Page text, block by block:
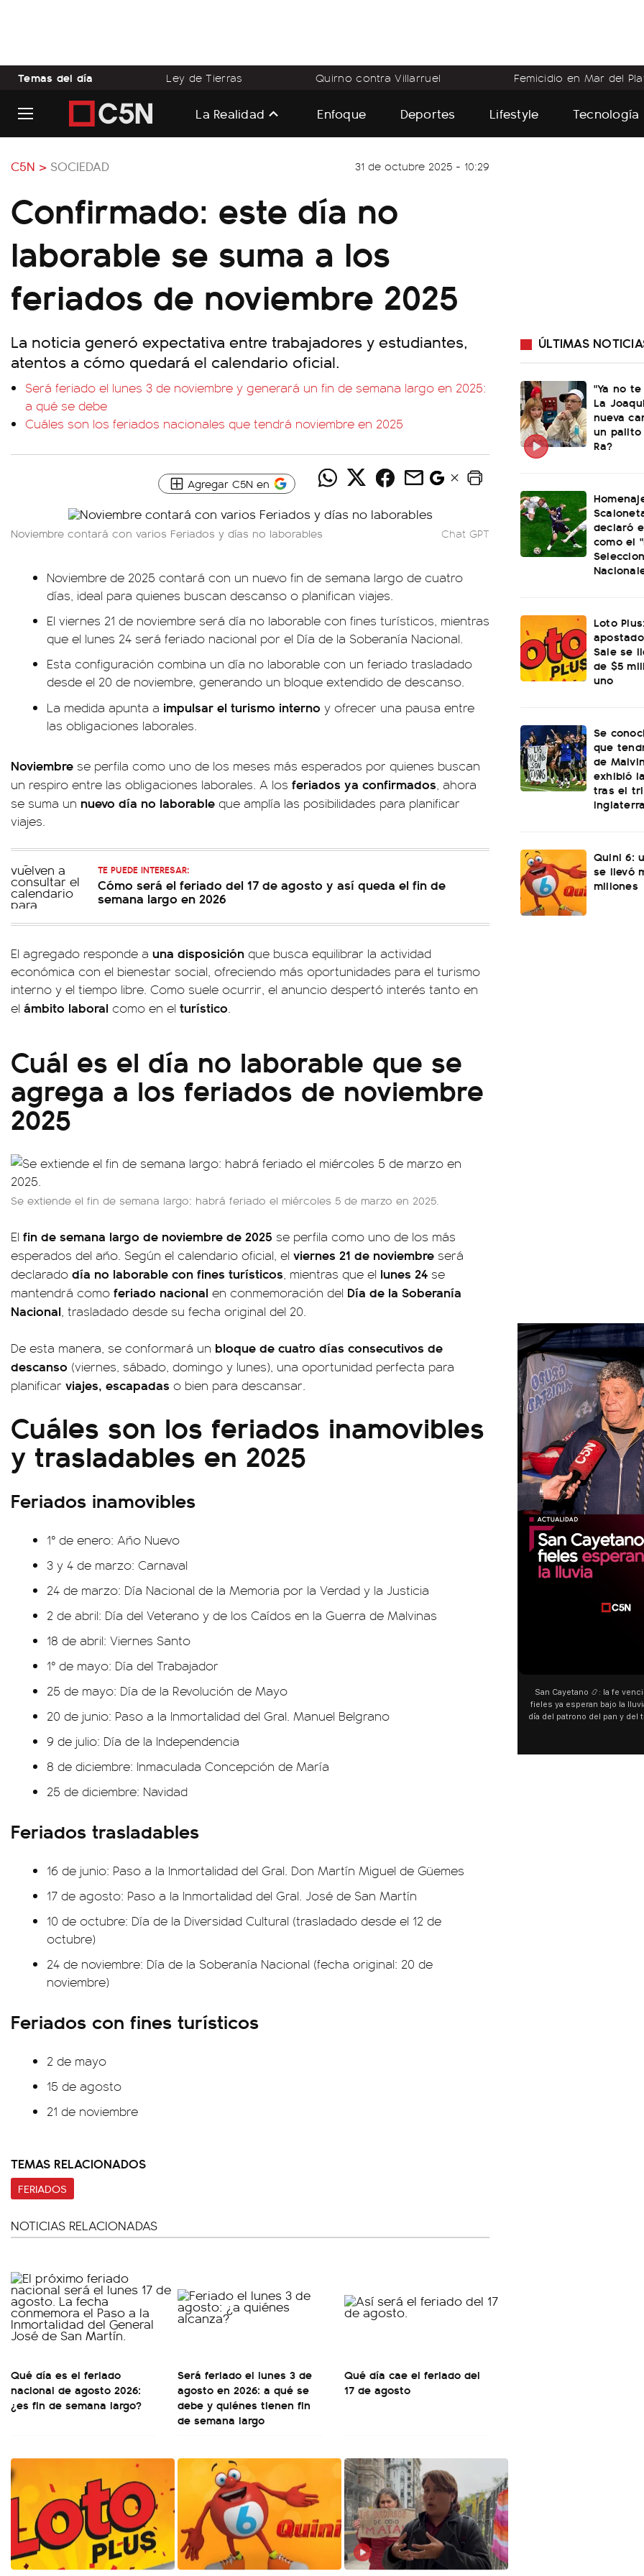
Temas del día Ley de Tierras Quirno contra Villarruel Femicidio en Mar del
La Realidad Enfoque Deportes Lifestyle Tecnología
C5N > SOCIEDAD 31 de octubre 2025 - 10:29
Confirmado: este día no
laborable se suma a los
feriados de noviembre 2025
La noticia generó expectativa entre trabajadores y estudiantes,
atentos a cómo quedará el calendario oficial.
Será feriado el lunes 3 de noviembre y generará un fin de semana largo en 2025:
a qué se debe
Cuáles son los feriados nacionales que tendrá noviembre en 2025
Agregar C5N en
Noviembre contará con varios Feriados y días no laborables Chat GPT
Noviembre de 2025 contará con un nuevo fin de semana largo de cuatro
días, ideal para quienes buscan descanso o planifican viajes.
El viernes 21 de noviembre será día no laborable con fines turísticos, mientras
que el lunes 24 será feriado nacional por el Día de la Soberanía Nacional.
Esta configuración combina un día no laborable con un feriado trasladado
desde el 20 de noviembre, generando un bloque extendido de descanso.
La medida apunta a impulsar el turismo interno y ofrecer una pausa entre
las obligaciones laborales.
Noviembre se perfila como uno de los meses más esperados por quienes buscan
un respiro entre las obligaciones laborales. A los feriados ya confirmados, ahora
se suma un nuevo día no laborable que amplía las posibilidades para planificar
viajes.
TE PUEDE INTERESAR:
Cómo será el feriado del 17 de agosto y así queda el fin de
semana largo en 2026
El agregado responde a una disposición que busca equilibrar la actividad
económica con el bienestar social, ofreciendo más oportunidades para el turismo
interno y el tiempo libre. Como suele ocurrir, el anuncio despertó interés tanto en
el ámbito laboral como en el turístico.
Cuál es el día no laborable que se
agrega a los feriados de noviembre
2025
Se extiende el fin de semana largo: habrá feriado el miércoles 5 de marzo en 2025.
El fin de semana largo de noviembre de 2025 se perfila como uno de los más
esperados del año. Según el calendario oficial, el viernes 21 de noviembre será
declarado día no laborable con fines turísticos, mientras que el lunes 24 se
mantendrá como feriado nacional en conmemoración del Día de la Soberanía
Nacional, trasladado desde su fecha original del 20.
De esta manera, se conformará un bloque de cuatro días consecutivos de
descanso (viernes, sábado, domingo y lunes), una oportunidad perfecta para
planificar viajes, escapadas o bien para descansar.
Cuáles son los feriados inamovibles
y trasladables en 2025
Feriados inamovibles
1° de enero: Año Nuevo
3 y 4 de marzo: Carnaval
24 de marzo: Día Nacional de la Memoria por la Verdad y la Justicia
2 de abril: Día del Veterano y de los Caídos en la Guerra de Malvinas
18 de abril: Viernes Santo
1° de mayo: Día del Trabajador
25 de mayo: Día de la Revolución de Mayo
20 de junio: Paso a la Inmortalidad del Gral. Manuel Belgrano
9 de julio: Día de la Independencia
8 de diciembre: Inmaculada Concepción de María
25 de diciembre: Navidad
Feriados trasladables
16 de junio: Paso a la Inmortalidad del Gral. Don Martín Miguel de Güemes
17 de agosto: Paso a la Inmortalidad del Gral. José de San Martín
10 de octubre: Día de la Diversidad Cultural (trasladado desde el 12 de
octubre)
24 de noviembre: Día de la Soberanía Nacional (fecha original: 20 de
noviembre)
Feriados con fines turísticos
2 de mayo
15 de agosto
21 de noviembre
TEMAS RELACIONADOS
FERIADOS
NOTICIAS RELACIONADAS
Qué día es el feriado
nacional de agosto 2026:
¿es fin de semana largo?
Será feriado el lunes 3 de
agosto en 2026: a qué se
debe y quiénes tienen fin
de semana largo
Qué día cae el feriado del
17 de agosto
ÚLTIMAS
"Ya no
La
nueva
un palito
Ra?
declaró
como el
Loto
Sale se
de $5
uno
Se
que
de
exhibió
tras el
Inglaterra
Quini 6:
se llevó
millones
San Cayetano 📿: la fe
fieles ya esperan bajo la
día del patrono del pan y del
y pedir. 🎙️